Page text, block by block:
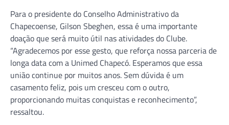
Para o presidente do Conselho Administrativo da
Chapecoense, Gilson Sbeghen, essa é uma importante
doação que será muito útil nas atividades do Clube.
“Agradecemos por esse gesto, que reforça nossa parceria de
longa data com a Unimed Chapecó. Esperamos que essa
união continue por muitos anos. Sem dúvida é um
casamento feliz, pois um cresceu com o outro,
proporcionando muitas conquistas e reconhecimento”,
ressaltou.